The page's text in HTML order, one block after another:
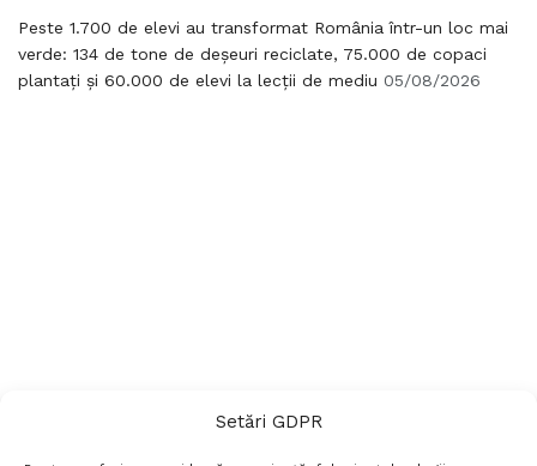
Setări GDPR
Peste 1.700 de elevi au transformat România într-un loc mai
verde: 134 de tone de deșeuri reciclate, 75.000 de copaci
plantați și 60.000 de elevi la lecții de mediu 05/08/2026